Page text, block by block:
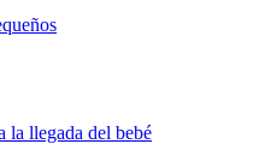
la llegada del bebé